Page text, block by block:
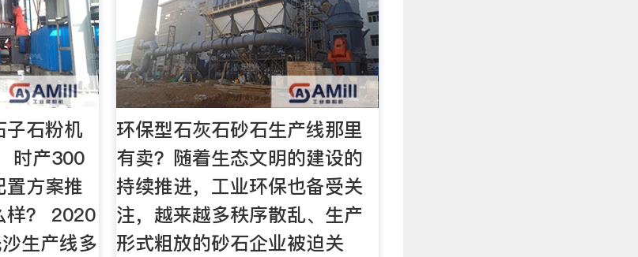
子石粉机
时产300
置方案推
样？ 2020
生产线多
环保型石灰石砂石生产线那里
有卖？随着生态文明的建设的
持续推进，工业环保也备受关
注，越来越多秩序散乱、生产
形式粗放的砂石企业被迫关